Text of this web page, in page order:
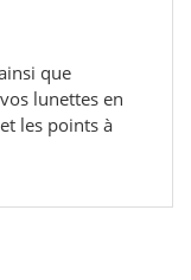
que
lunettes en
les points à